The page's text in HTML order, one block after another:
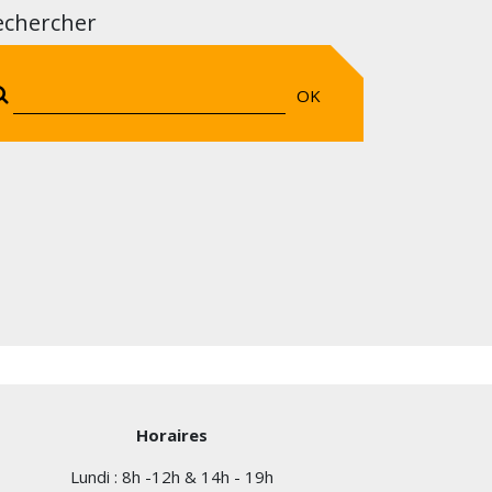
OK
Horaires
Lundi : 8h -12h & 14h - 19h